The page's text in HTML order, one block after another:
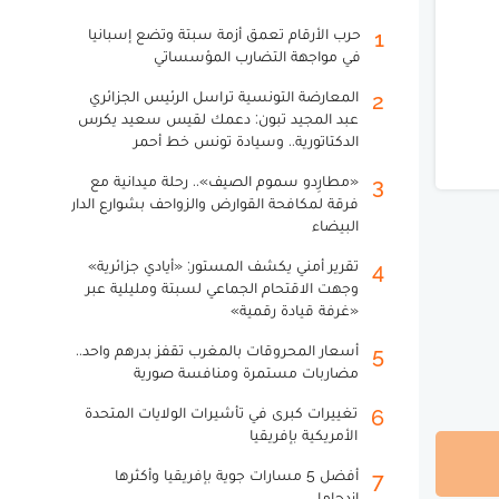
1
حرب الأرقام تعمق أزمة سبتة وتضع إسبانيا
في مواجهة التضارب المؤسساتي
2
المعارضة التونسية تراسل الرئيس الجزائري
عبد المجيد تبون: دعمك لقيس سعيد يكرس
الدكتاتورية.. وسيادة تونس خط أحمر
3
«مطارِدو سموم الصيف».. رحلة ميدانية مع
فرقة لمكافحة القوارض والزواحف بشوارع الدار
البيضاء
4
تقرير أمني يكشف المستور: «أيادي جزائرية»
وجهت الاقتحام الجماعي لسبتة ومليلية عبر
«غرفة قيادة رقمية»
5
أسعار المحروقات بالمغرب تقفز بدرهم واحد..
مضاربات مستمرة ومنافسة صورية
6
تغييرات كبرى في تأشيرات الولايات المتحدة
الأمريكية بإفريقيا
7
أفضل 5 مسارات جوية بإفريقيا وأكثرها